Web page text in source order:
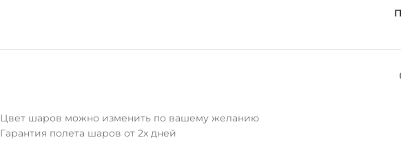
Цвет шаров можно изменить по вашему желанию
Гарантия полета шаров от 2х дней